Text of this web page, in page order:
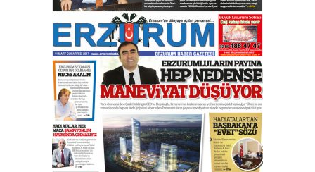
Bir fotoğraf, bir şehir, bir
gazeteci… Dizginler kimin
elinde?
31 Mart 2026 Salı
A. Berhan Yılmaz
BİR BÖLÜM DEĞİL, BİR ÖMÜR
SEÇİYORSUNUZ… “NEDEN
ATATÜRK ÜNİVERSİTESİ?”
28 Temmuz 2026 Salı
Ahmet Gökhan YAZICI
Ahmed Yesevi’den bir Alperen…
”Reisimiz” idi… Hakka yürüdü.!